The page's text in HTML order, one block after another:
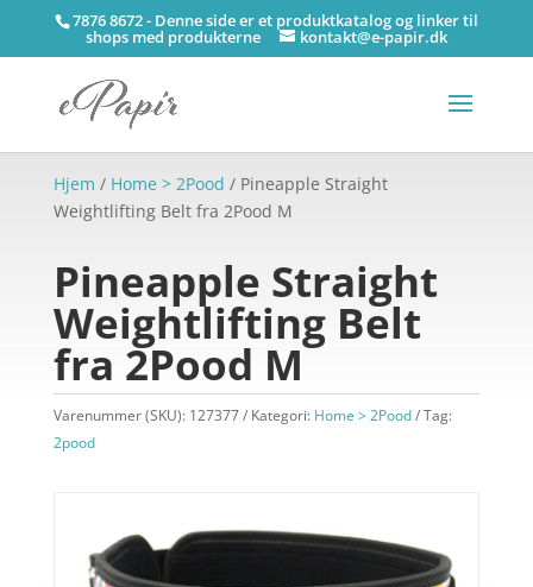
7876 8672 - Denne side er et produktkatalog og linker til
shops med produkterne kontakt@e-papir.dk
Hjem / Home > 2Pood / Pineapple Straight
Weightlifting Belt fra 2Pood M
Pineapple Straight
Weightlifting Belt
fra 2Pood M
Varenummer (SKU): 127377 Kategori: Home > 2Pood
Tag:
2pood